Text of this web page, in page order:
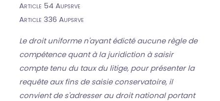
Article 54 Aupsrve
Article 336 Aupsrve
Le droit uniforme n'ayant édicté aucune règle de
compétence quant à la juridiction à saisir
compte tenu du taux du litige, pour présenter la
requête aux fins de saisie conservatoire, il
convient de s'adresser au droit national portant